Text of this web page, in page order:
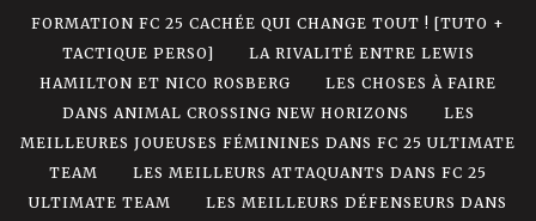
FORMATION FC 25 CACHÉE QUI CHANGE TOUT ! [TUTO +
TACTIQUE PERSO]
LA RIVALITÉ ENTRE LEWIS
HAMILTON ET NICO ROSBERG
LES CHOSES À FAIRE
DANS ANIMAL CROSSING NEW HORIZONS
LES
MEILLEURES JOUEUSES FÉMININES DANS FC 25 ULTIMATE
TEAM
LES MEILLEURS ATTAQUANTS DANS FC 25
ULTIMATE TEAM
LES MEILLEURS DÉFENSEURS DANS